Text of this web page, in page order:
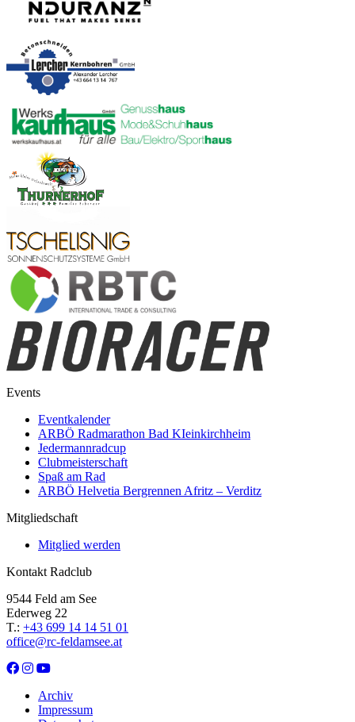
Events
Eventkalender
ARBÖ Radmarathon Bad KIeinkirchheim
Jedermannradcup
Clubmeisterschaft
Spaß am Rad
ARBÖ Helvetia Bergrennen Afritz – Verditz
Mitgliedschaft
Mitglied werden
Kontakt Radclub
9544 Feld am See
Ederweg 22
T.: +43 699 14 14 51 01
office@rc-feldamsee.at
Archiv
Impressum